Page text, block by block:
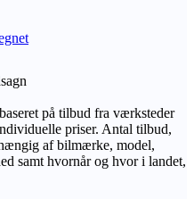
på tilbud fra værksteder
priser. Antal tilbud,
af bilmærke, model,
samt hvornår og hvor i landet,